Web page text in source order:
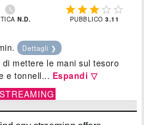

N.D.
    
PUBBLICO3.11
Dettagli ❯
mettere le mani sul tesoro
e tonnell... Espandi ▽
STREAMING